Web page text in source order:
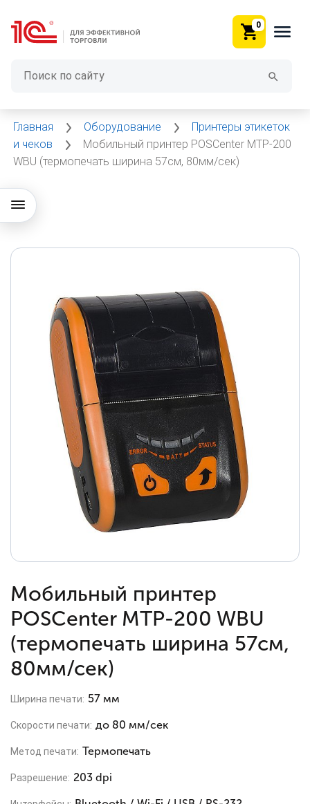
0
Главная Оборудование
Принтеры этикеток
и чеков
Мобильный принтер POSCenter MTP-200
WBU (термопечать ширина 57см, 80мм/сек)
Мобильный принтер
POSCenter MTP-200 WBU
(термопечать ширина 57см,
80мм/сек)
Ширина печати: 57 мм
Скорости печати: до 80 мм/сек
Метод печати: Термопечать
Разрешение: 203 dpi